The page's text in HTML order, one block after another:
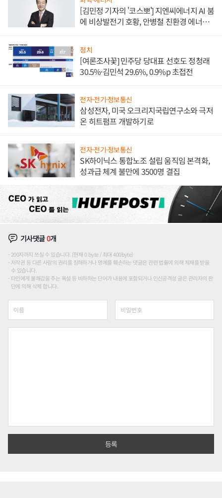
[김민정 기자의 '코스뽀'] 지엔씨에너지 AI 붐
에 비상발전기 호황, 안병철 친환경 에너지
정치
[여론조사꽃] 민주당 당대표 선호도 정청래
30.5%·김민석 29.6%, 0.9%p 초접전
전자·전기·정보통신
삼성전자, 미국 오크리지국립연구소와 극저
온 히트펌프 개발하기로
전자·전기·정보통신
SK하이닉스 통합노조 설립 움직임 본격화,
성과급 체계 불만에 3500명 결집
기사댓글0개
200자까지 쓰실 수 있습니다. (현재 0 byte / 최대 400byte)
저작권 등 다른 사람의 권리를 침해하거나 명예를 훼손하는 댓글은 관련 법률에 의해 제재를 받을
수 있습니다.
타인에게 불쾌감을 주는 욕설 등 비하하는 단어가 내용에 포함되거나 인신공격성 글은 관리자의 판
단에 의해 삭제 합니다.